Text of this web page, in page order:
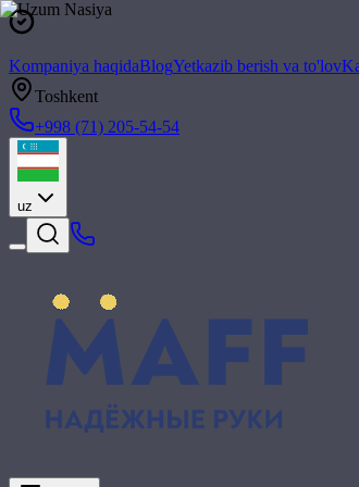
Kompaniya haqidaBlogYetkazib berish va to'lov
Toshkent
+998 (71) 205-54-54
uz